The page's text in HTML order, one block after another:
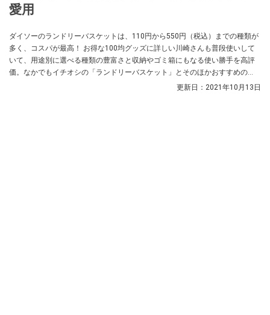
愛用
ダイソーのランドリーバスケットは、110円から550円（税込）までの種類が
多く、コスパが最高！ お得な100均グッズに詳しい川崎さんも普段使いして
いて、用途別に選べる種類の豊富さと収納やゴミ箱にもなる使い勝手を高評
価。なかでもイチオシの「ランドリーバスケット」とそのほかおすすめの
「ランドリーバッグ」も紹介。素材・サイズから実際の用途までお届けしま
更新日： 2021年10月13日